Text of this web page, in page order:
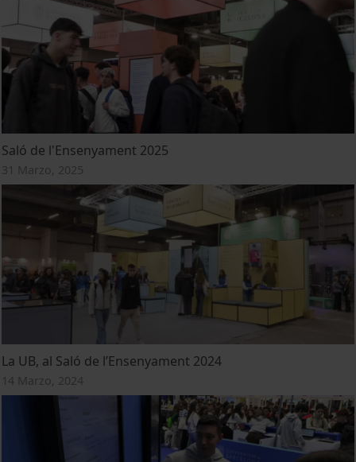
Saló de l'Ensenyament 2025
31 Marzo, 2025
La UB, al Saló de l’Ensenyament 2024
14 Marzo, 2024